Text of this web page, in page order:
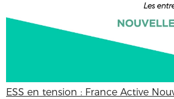
ESS en tension : France Active